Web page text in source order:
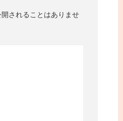
されることはありませ